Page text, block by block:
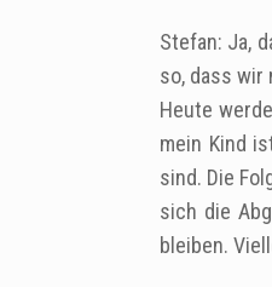
Stefan: Ja,
so, dass wir
Heute
mein Kind
sind. Die
sich die
bleiben.